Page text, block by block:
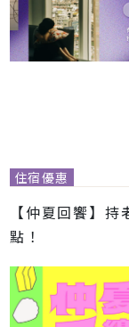
住宿優惠
【仲夏回饗】
點！